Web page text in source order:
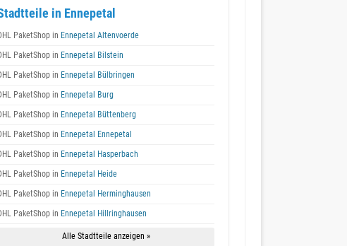
in Ennepetal
PaketShop in Ennepetal Altenvoerde
PaketShop in Ennepetal Bilstein
PaketShop in Ennepetal Bülbringen
PaketShop in Ennepetal Burg
PaketShop in Ennepetal Büttenberg
PaketShop in Ennepetal Ennepetal
PaketShop in Ennepetal Hasperbach
PaketShop in Ennepetal Heide
PaketShop in Ennepetal Herminghausen
PaketShop in Ennepetal Hillringhausen
Alle Stadtteile anzeigen »